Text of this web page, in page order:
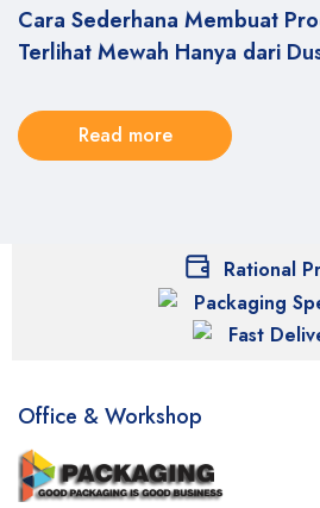
Cara Sederhana Membuat
Terlihat Mewah Hanya dari
Read more
Rational
Packaging
Fast
Office & Workshop